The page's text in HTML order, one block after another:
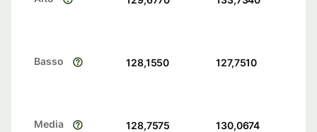
Basso 128,1550 127,7510
Media 128,7575 130,0674